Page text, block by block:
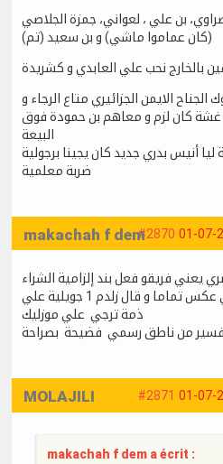
بن علي ، لعواني، جمزة الجلاصي
(كان عماموا ماشي) و بن سعيد (تم)
بالخارج نحب علي العابدي و كشريدة
الجناح الايمن الجزائيري متاع الرجاء و
غشة كان لزم و معاهم بن حمودة فوق
البيعة
أنيس بدري جديد كان يجينا برجولية
ضربة معلمية
#2870 01-07-
makachah f dem
يعني فريقو فعل بند إلزامية الشراء
ناطق رسمي وليد قرفالة حكي عكس تماما و قال زلدم 1 جويلية علي
ذمة ترجي علي موزليك
من ناطق رسمي فضيحة بصراحة
#2871 01-07-
MOLAJILI
makachah f dem a écrit :